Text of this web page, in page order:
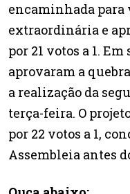
encaminhada para
extraordinária e
por 21 votos a 1.
aprovaram a
a realização da
terça-feira. O
por 22 votos a 1,
Assembleia antes